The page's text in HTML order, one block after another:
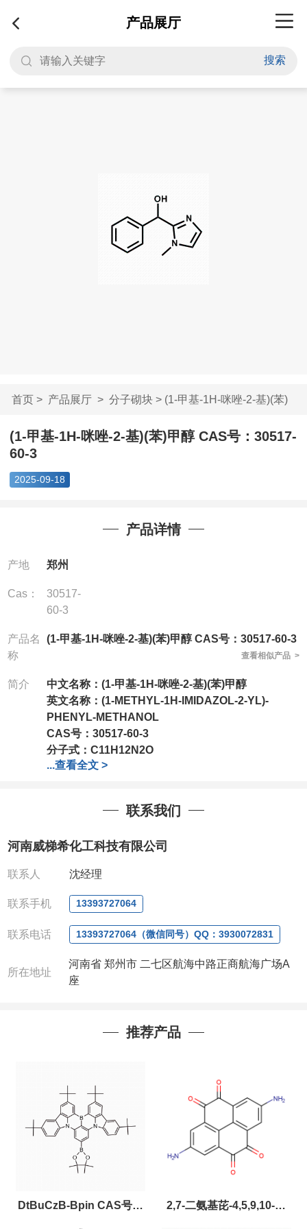
产品展厅
搜索
首页> 产品展厅> 分子砌块> (1-甲基-1H-咪唑-2-基)(苯)
甲...
(1-甲基-1H-咪唑-2-基)(苯)甲醇 CAS号：30517-
60-3
2025-09-18
产品详情
产地 郑州
Cas：
30517-
60-3
产品名
称
(1-甲基-1H-咪唑-2-基)(苯)甲醇 CAS号：30517-60-3
查看相似产品 >
简介 中文名称： (1-甲基-1H-咪唑-2-基)(苯)甲醇
英文名称： (1-METHYL-1H-IMIDAZOL-2-YL)-
PHENYL-METHANOL
CAS号： 30517-60-3
分子式： C11H12N2O
分子量：188.23
;1g;2.5g ;5g ;10g可根据客户需求进行分装
作中有用到的试剂,欢迎前来询购,如若出现质量问题,
63377391/13393727064
QQ:3930072831
:13393727064
联系人: 沈晓东(欢迎致电,或QQ、微信联系)
...查看全文 >
联系我们
河南威梯希化工科技有限公司
联系人 沈经理
联系手机 13393727064
联系电话 13393727064（微信同号）QQ：3930072831
所在地址
河南省 郑州市 二七区航海中路正商航海广场A
座
推荐产品
DtBuCzB-Bpin CAS号： 2,7-二氨基芘-4,5,9,10-四